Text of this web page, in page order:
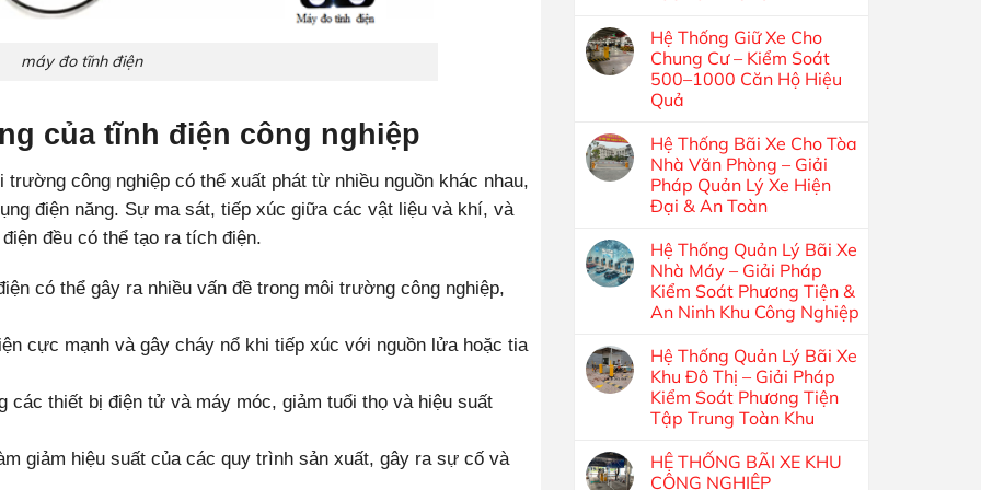
máy đo tĩnh điện
của tĩnh điện công nghiệp
công nghiệp có thể xuất phát từ nhiều nguồn khác nhau,
điện năng. Sự ma sát, tiếp xúc giữa các vật liệu và khí, và
đều có thể tạo ra tích điện.
có thể gây ra nhiều vấn đề trong môi trường công nghiệp,
cực mạnh và gây cháy nổ khi tiếp xúc với nguồn lửa hoặc tia
các thiết bị điện tử và máy móc, giảm tuổi thọ và hiệu suất
giảm hiệu suất của các quy trình sản xuất, gây ra sự cố và
Hệ Thống Giữ Xe Cho
Chung Cư – Kiểm Soát
500–1000 Căn Hộ Hiệu
Quả
Hệ Thống Bãi Xe Cho Tòa
Nhà Văn Phòng – Giải
Pháp Quản Lý Xe Hiện
Đại & An Toàn
Hệ Thống Quản Lý Bãi Xe
Nhà Máy – Giải Pháp
Kiểm Soát Phương Tiện &
An Ninh Khu Công Nghiệp
Hệ Thống Quản Lý Bãi Xe
Khu Đô Thị – Giải Pháp
Kiểm Soát Phương Tiện
Tập Trung Toàn Khu
HỆ THỐNG BÃI XE KHU
CÔNG NGHIỆP